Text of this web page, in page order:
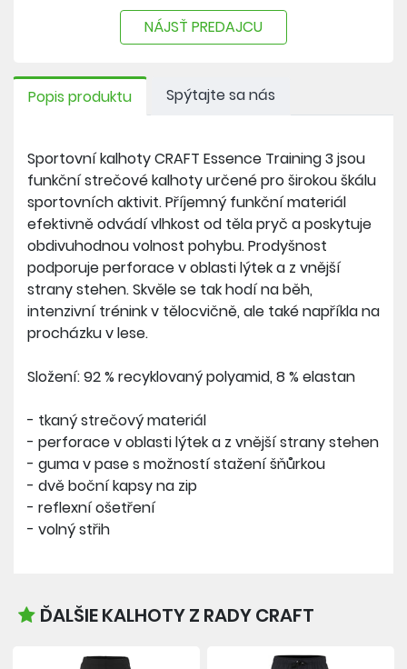
NÁJSŤ PREDAJCU
Popis produktu Spýtajte sa nás
Sportovní kalhoty CRAFT Essence Training 3 jsou
funkční strečové kalhoty určené pro širokou škálu
sportovních aktivit. Příjemný funkční materiál
efektivně odvádí vlhkost od těla pryč a poskytuje
obdivuhodnou volnost pohybu. Prodyšnost
podporuje perforace v oblasti lýtek a z vnější
strany stehen. Skvěle se tak hodí na běh,
intenzivní trénink v tělocvičně, ale také napříkla na
procházku v lese.
Složení: 92 % recyklovaný polyamid, 8 % elastan
- tkaný strečový materiál
- perforace v oblasti lýtek a z vnější strany stehen
- guma v pase s možností stažení šňůrkou
- dvě boční kapsy na zip
- reflexní ošetření
- volný střih
ĎALŠIE KALHOTY Z RADY CRAFT